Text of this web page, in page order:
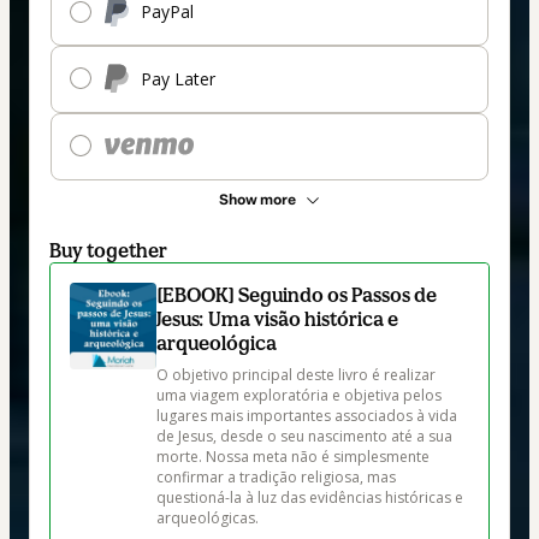
PayPal
Pay Later
Show more
Buy together
[EBOOK] Seguindo os Passos de
Jesus: Uma visão histórica e
arqueológica
O objetivo principal deste livro é realizar
uma viagem exploratória e objetiva pelos
lugares mais importantes associados à vida
de Jesus, desde o seu nascimento até a sua
morte. Nossa meta não é simplesmente
confirmar a tradição religiosa, mas
questioná-la à luz das evidências históricas e
arqueológicas.